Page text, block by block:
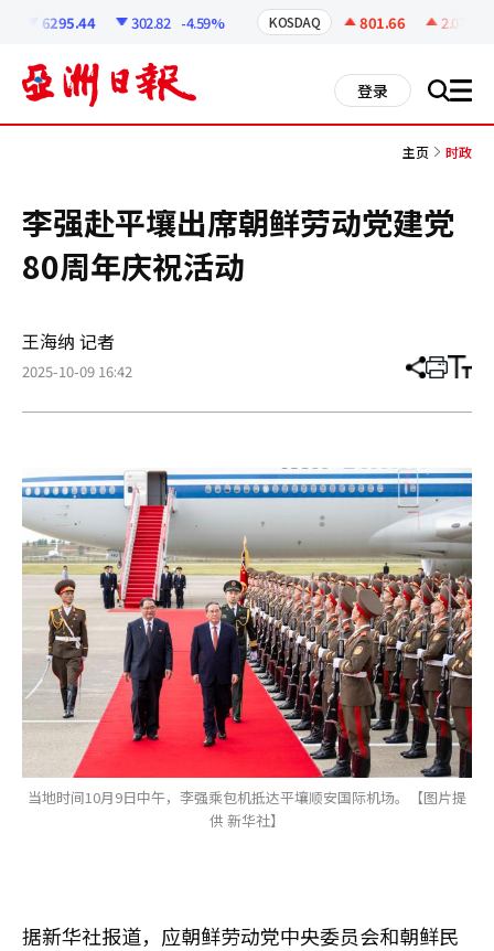
6295.44 302.82 -4.59% KOSDAQ 801.66 2.07
登录 搜 all
主页 时政
李强赴平壤出席朝鲜劳动党建党
80周年庆祝活动
王海纳 记者
2025-10-09 16:42 分
章
打 调
小
当地时间10月9日中午，李强乘包机抵达平壤顺安国际机场。【图片提
供 新华社】
据新华社报道，应朝鲜劳动党中央委员会和朝鲜民